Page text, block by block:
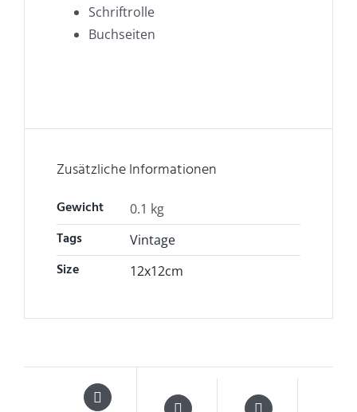
Schriftrolle
Buchseiten
Zusätzliche Informationen
Gewicht 0.1 kg
Tags Vintage
Size 12x12cm